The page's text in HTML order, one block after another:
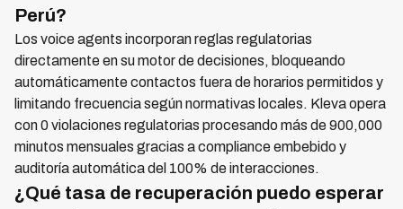
Perú?
Los voice agents incorporan reglas regulatorias
directamente en su motor de decisiones, bloqueando
automáticamente contactos fuera de horarios permitidos y
limitando frecuencia según normativas locales. Kleva opera
con 0 violaciones regulatorias procesando más de 900,000
minutos mensuales gracias a compliance embebido y
auditoría automática del 100% de interacciones.
¿Qué tasa de recuperación puedo esperar